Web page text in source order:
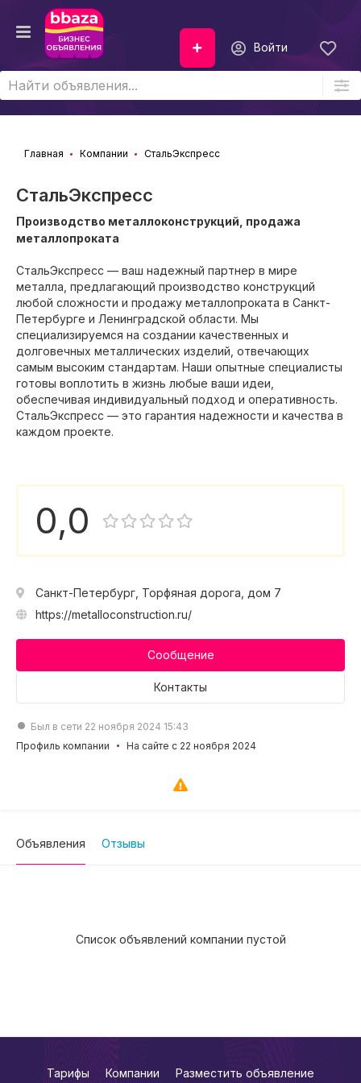
Войти
Главная Компании СтальЭкспресс
СтальЭкспресс
Производство металлоконструкций, продажа
металлопроката
СтальЭкспресс — ваш надежный партнер в мире
металла, предлагающий производство конструкций
любой сложности и продажу металлопроката в Санкт-
Петербурге и Ленинградской области. Мы
специализируемся на создании качественных и
долговечных металлических изделий, отвечающих
самым высоким стандартам. Наши опытные специалисты
готовы воплотить в жизнь любые ваши идеи,
обеспечивая индивидуальный подход и оперативность.
СтальЭкспресс — это гарантия надежности и качества в
каждом проекте.
0,0
Санкт-Петербург, Торфяная дорога, дом 7
https://metalloconstruction.ru/
Сообщение
Контакты
Был в сети 22 ноября 2024 15:43
Профиль компании
На сайте с 22 ноября 2024
Объявления Отзывы
Список объявлений компании пустой
Тарифы Компании Разместить объявление